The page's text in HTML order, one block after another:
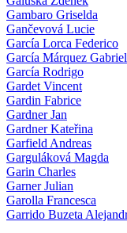
Gambaro Griselda
Gančevová Lucie
García Lorca Federico
García Márquez Gabriel
García Rodrigo
Gardet Vincent
Gardin Fabrice
Gardner Jan
Gardner Kateřina
Garfield Andreas
Garguláková Magda
Garin Charles
Garner Julian
Garolla Francesca
Garrido Buzeta